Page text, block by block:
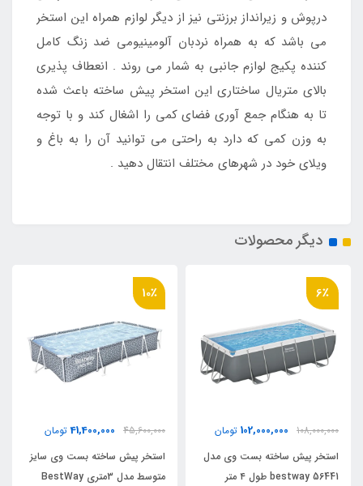
درپوش و زیرانداز برزنتی نیز از دیگر لوازم همراه این استخر
می باشد که به همراه نردبان آلومینیومی ضد زنگ کامل
کننده پکیج لوازم جانبی به شمار می روند . انعطاف پذیری
بالای متریال ساختاری این استخر پیش ساخته باعث شده
تا به هنگام جمع آوری فضای کمی را اشغال کند و با توجه
به وزن کمی که دارد به راحتی می توانید آن را به باغ و
ویلای خود در شهرهای مختلف انتقال دهید .
دیگر محصولات
6٪
108,000,000
102,000,000 تومان
استخر پیش ساخته بست وی مدل
bestway 56441 طول ۴ متر
10٪
45,600,000
41,400,000 تومان
استخر پیش ساخته بست وی سایز
متوسط مدل 3متری BestWay